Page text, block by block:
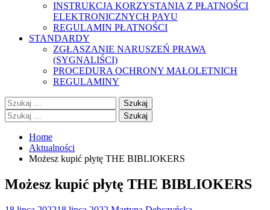
INSTRUKCJA KORZYSTANIA Z PŁATNOŚCI
ELEKTRONICZNYCH PAYU
REGULAMIN PŁATNOŚCI
STANDARDY
ZGŁASZANIE NARUSZEŃ PRAWA
(SYGNALIŚCI)
PROCEDURA OCHRONY MAŁOLETNICH
REGULAMINY
Szukaj:
Szukaj:
Home
Aktualności
Możesz kupić płytę THE BIBLIOKERS
Możesz kupić płytę THE BIBLIOKERS